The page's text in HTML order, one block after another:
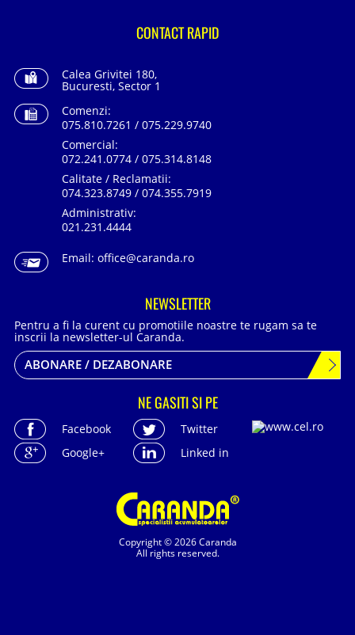
Copyright © 2026 Caranda
All rights reserved.
CONTACT RAPID
Calea Grivitei 180,
Bucuresti, Sector 1
Comenzi:
075.810.7261 / 075.229.9740
Comercial:
072.241.0774 / 075.314.8148
Calitate / Reclamatii:
074.323.8749 / 074.355.7919
Administrativ:
021.231.4444
Email: office@caranda.ro
NEWSLETTER
Pentru a fi la curent cu promotiile noastre te rugam sa te
inscrii la newsletter-ul Caranda.
ABONARE / DEZABONARE
NE GASITI SI PE
Facebook
Twitter
Google+
Linked in